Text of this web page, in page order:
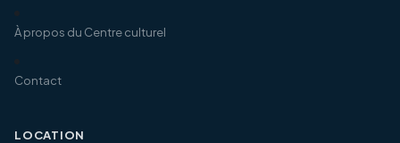
À propos du Centre culturel
Contact
LOCATION